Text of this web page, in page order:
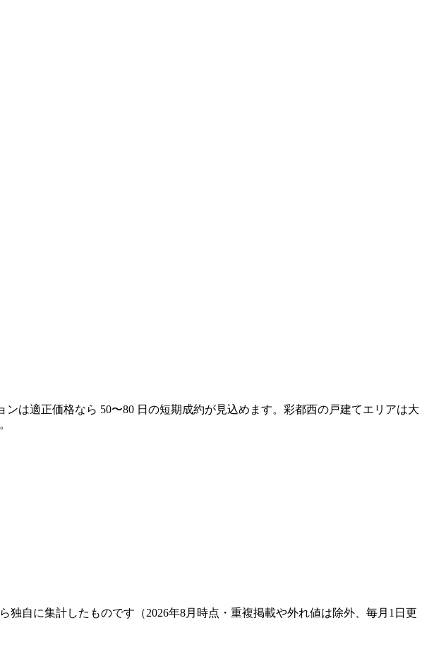
は適正価格なら 50〜80 日の短期成約が見込めます。彩都西の戸建てエリアは大
独自に集計したものです（2026年8月 時点・重複掲載や外れ値は除外、毎月1日更